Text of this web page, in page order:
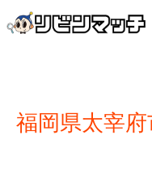
福岡県太宰